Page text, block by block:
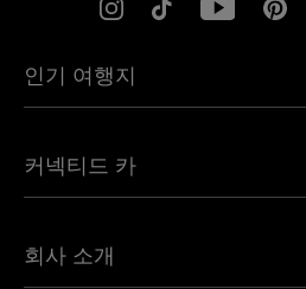
인기 여행지
유럽용 eSIM
캐나다용 eSIM
커넥티드 카
Land Rover용 Ubigi
회사 소개